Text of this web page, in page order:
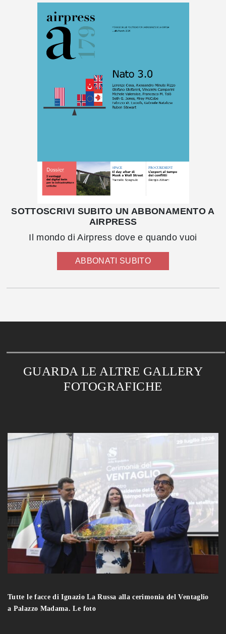
SOTTOSCRIVI SUBITO UN ABBONAMENTO A
AIRPRESS
Il mondo di Airpress dove e quando vuoi
ABBONATI SUBITO
GUARDA LE ALTRE GALLERY
FOTOGRAFICHE
Tutte le facce di Ignazio La Russa alla cerimonia del Ventaglio
a Palazzo Madama. Le foto